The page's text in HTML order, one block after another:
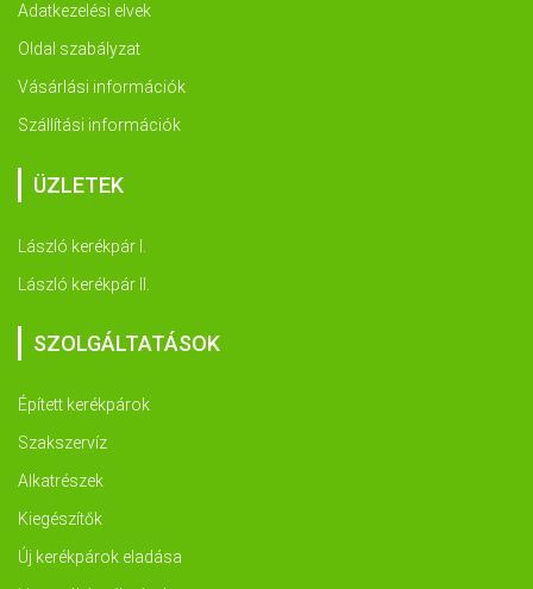
Adatkezelési elvek
Oldal szabályzat
Vásárlási információk
Szállítási információk
ÜZLETEK
László kerékpár I.
László kerékpár II.
SZOLGÁLTATÁSOK
Épített kerékpárok
Szakszervíz
Alkatrészek
Kiegészítők
Új kerékpárok eladása